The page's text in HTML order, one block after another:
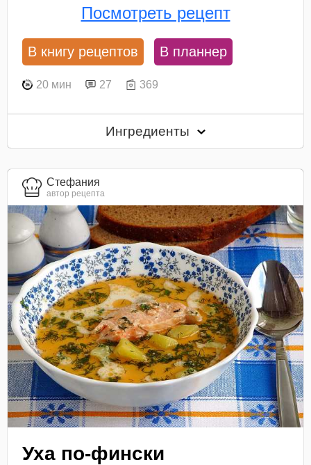
Посмотреть рецепт
В книгу рецептов В планнер
20 мин 27 369
Ингредиенты
Стефания
автор рецепта
Уха по-фински